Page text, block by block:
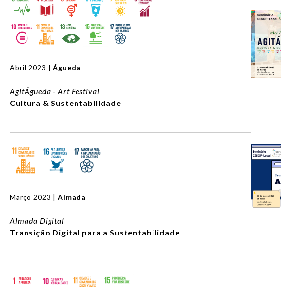
Abril 2023 | Águeda
AgitÁgueda - Art Festival
Cultura & Sustentabilidade
Março 2023 | Almada
Almada Digital
Transição Digital para a Sustentabilidade